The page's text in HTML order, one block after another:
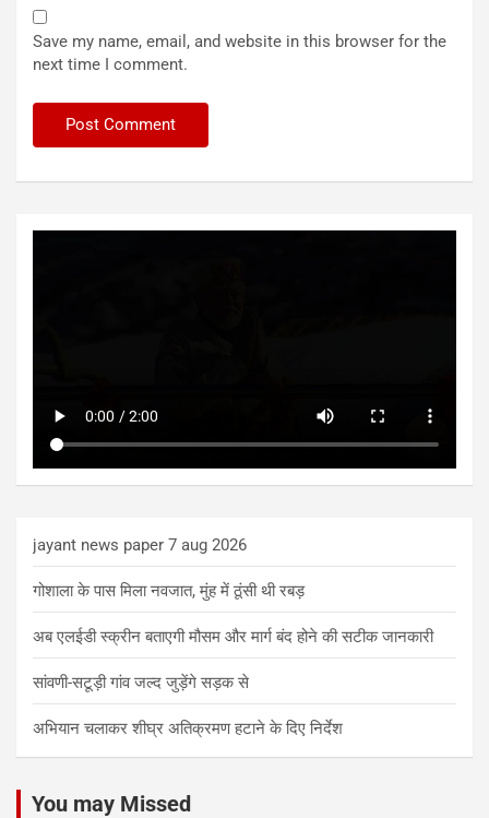
Save my name, email, and website in this browser for the
next time I comment.
jayant news paper 7 aug 2026
गोशाला के पास मिला नवजात, मुंह में ठूंसी थी रबड़
अब एलईडी स्क्रीन बताएगी मौसम और मार्ग बंद होने की सटीक जानकारी
सांवणी-सटूड़ी गांव जल्द जुड़ेंगे सड़क से
अभियान चलाकर शीघ्र अतिक्रमण हटाने के दिए निर्देश
You may Missed